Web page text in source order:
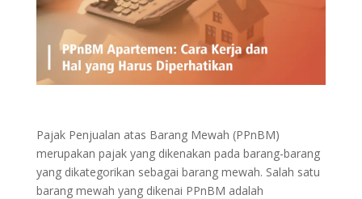
Pajak Penjualan atas Barang Mewah (PPnBM)
merupakan pajak yang dikenakan pada barang-barang
yang dikategorikan sebagai barang mewah. Salah satu
barang mewah yang dikenai PPnBM adalah